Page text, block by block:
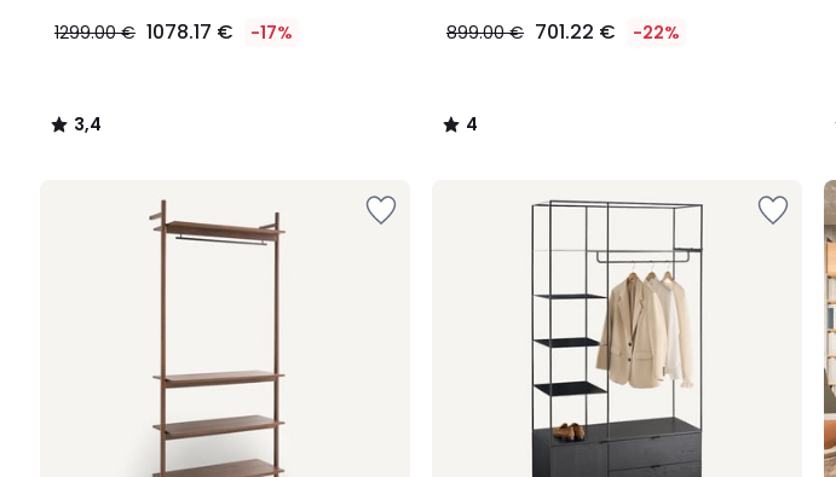
1299.00 € 1078.17 € -17%
3,4
/
899.00 € 701.22 € -22%
4
/